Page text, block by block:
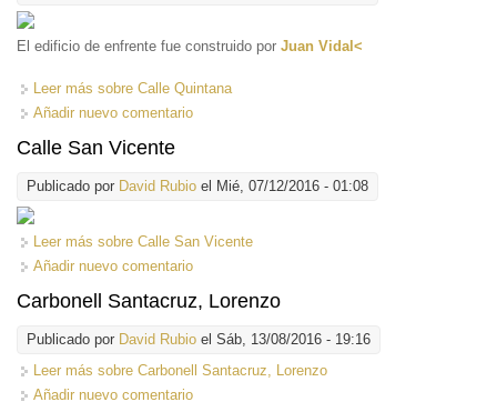
El edificio de enfrente fue construido por Juan Vidal<
Leer más sobre Calle Quintana
Añadir nuevo comentario
Calle San Vicente
Publicado por David Rubio el Mié, 07/12/2016 - 01:08
Leer más sobre Calle San Vicente
Añadir nuevo comentario
Carbonell Santacruz, Lorenzo
Publicado por David Rubio el Sáb, 13/08/2016 - 19:16
Leer más sobre Carbonell Santacruz, Lorenzo
Añadir nuevo comentario